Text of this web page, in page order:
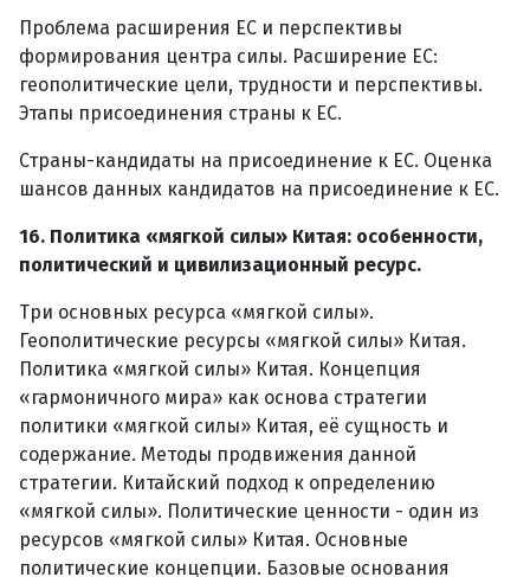
Проблема расширения ЕС и перспективы
формирования центра силы. Расширение ЕС:
геополитические цели, трудности и перспективы.
Этапы присоединения страны к ЕС.
Страны-кандидаты на присоединение к ЕС. Оценка
шансов данных кандидатов на присоединение к ЕС.
16. Политика «мягкой силы» Китая: особенности,
политический и цивилизационный ресурс.
Три основных ресурса «мягкой силы».
Геополитические ресурсы «мягкой силы» Китая.
Политика «мягкой силы» Китая. Концепция
«гармоничного мира» как основа стратегии
политики «мягкой силы» Китая, её сущность и
содержание. Методы продвижения данной
стратегии. Китайский подход к определению
«мягкой силы». Политические ценности - один из
ресурсов «мягкой силы» Китая. Основные
политические концепции. Базовые основания